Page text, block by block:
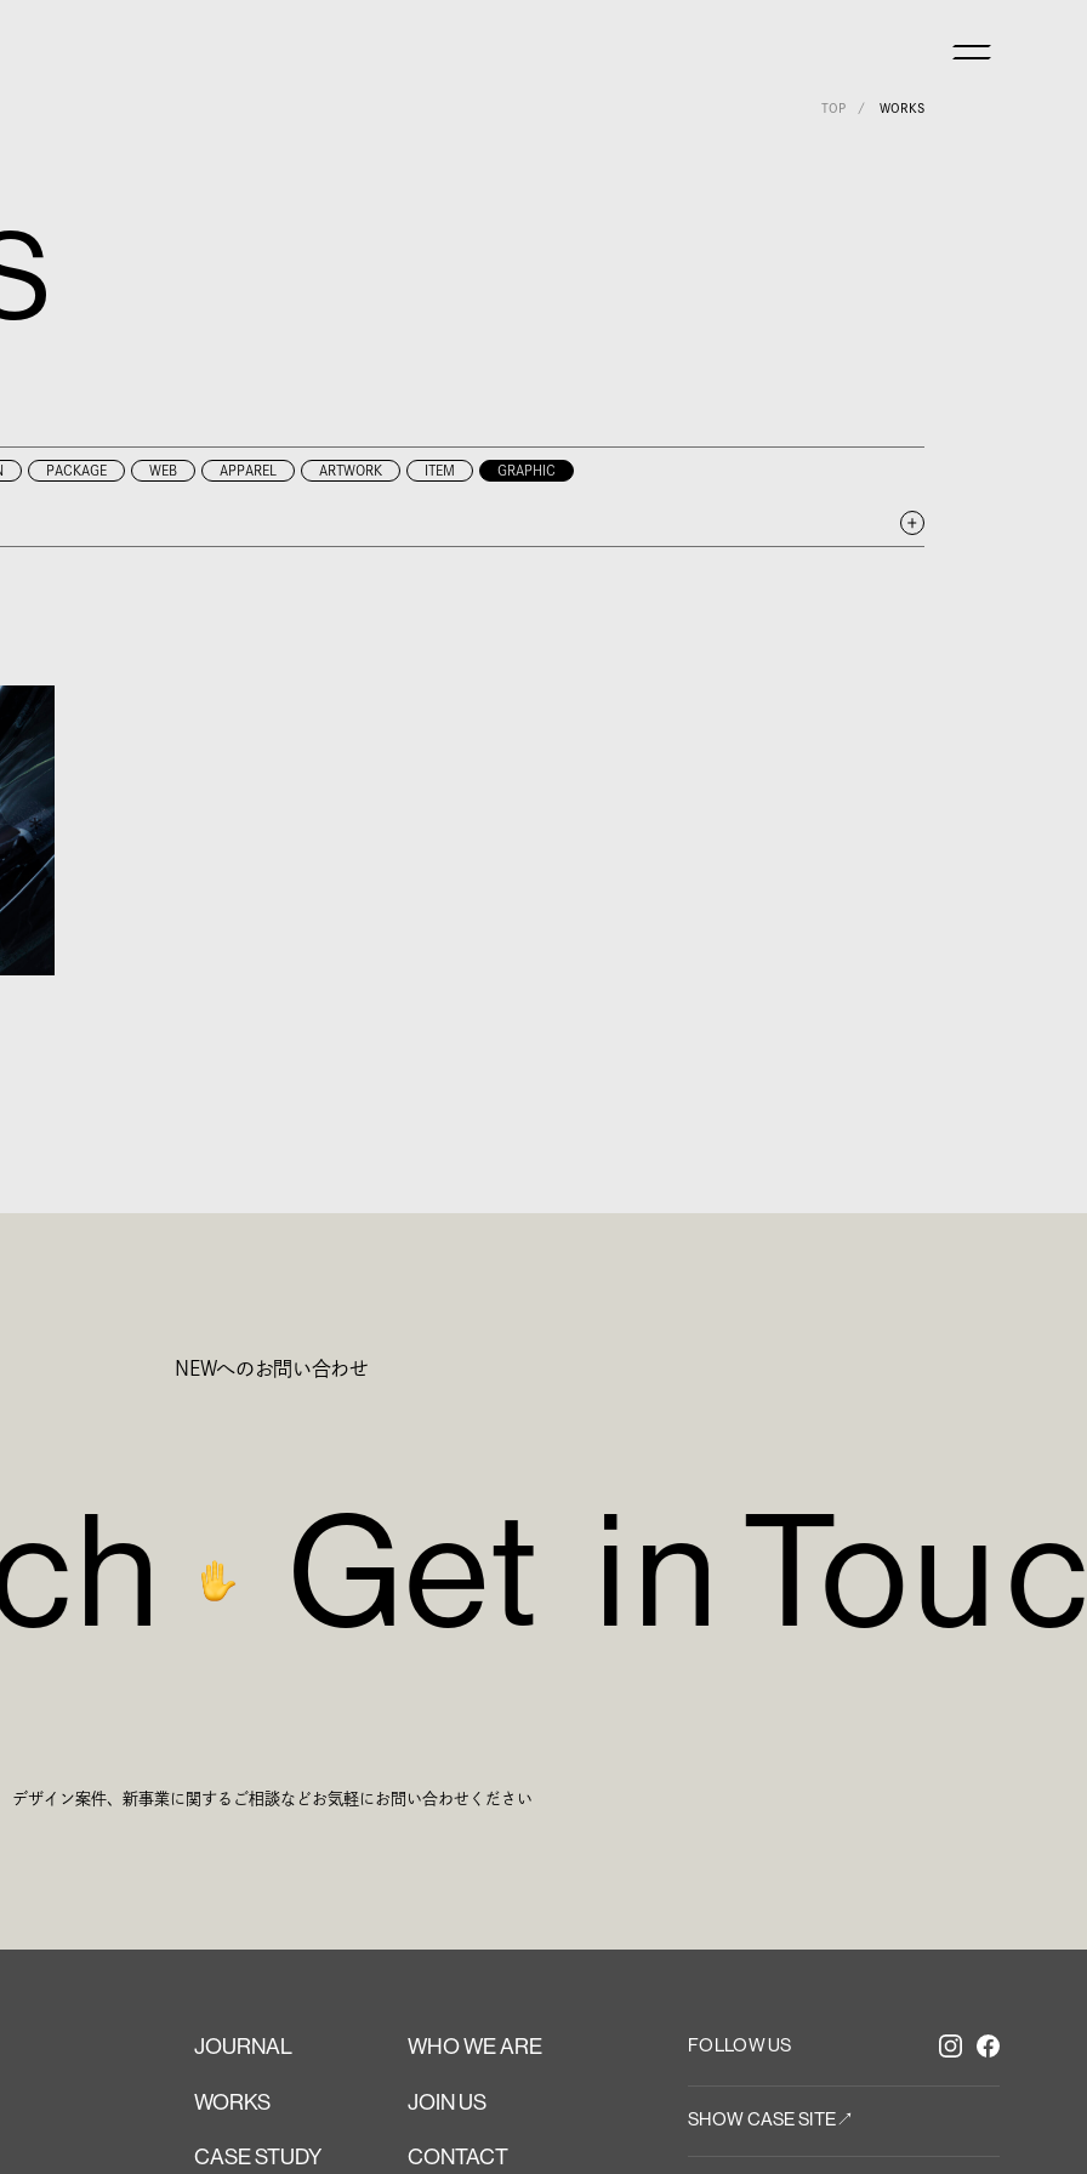
TOP WORKS
PACKAGE WEB APPAREL ARTWORK ITEM GRAPHIC
NEWへのお問い合わせ
h
ch
Get in Tou
Get
デザイン案件、新事業に関するご相談などお気軽にお問い合わせください
JOURNAL WHO WE ARE
WORKS JOIN US
CASE STUDY CONTACT
FOLLOW US
SHOW CASE SITE↗︎